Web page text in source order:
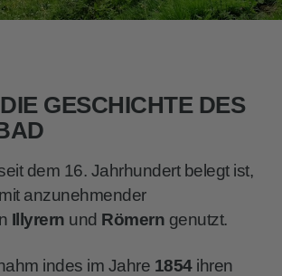
GESCHICHTE DES
dem 16. Jahrhundert belegt ist,
mit anzunehmender
Illyrern und Römern genutzt.
indes im Jahre 1854ihren